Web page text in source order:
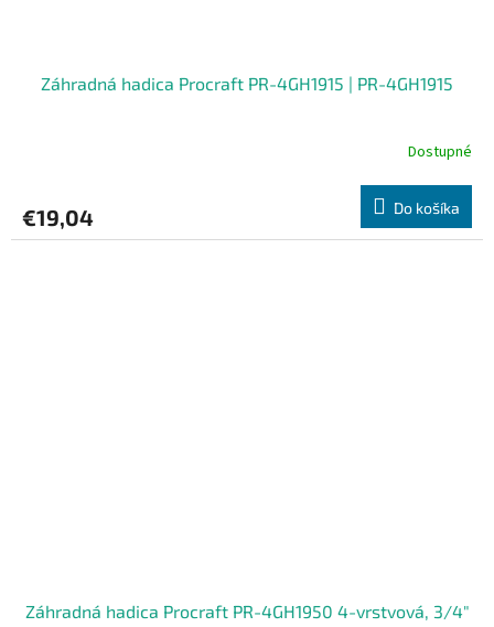
Záhradná hadica Procraft PR-4GH1915 | PR-4GH1915
Dostupné
€19,04 Do košíka
Záhradná hadica Procraft PR-4GH1950 4-vrstvová, 3/4"